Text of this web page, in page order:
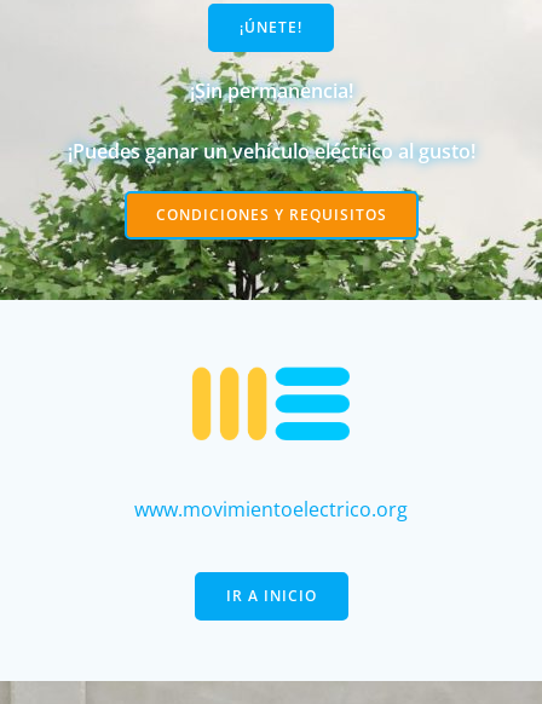
¡ÚNETE!
¡Sin permanencia!
¡Puedes ganar un vehículo eléctrico al gusto!
CONDICIONES Y REQUISITOS
www.movimientoelectrico.org
IR A INICIO